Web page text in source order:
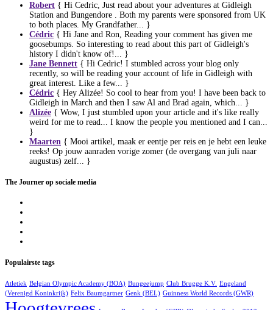
Robert { Hi Cedric, Just read about your adventures at Gidleigh
Station and Bungendore . Both my parents were sponsored from UK
to both places. My Grandfather... }
Cédric { Hi Jane and Ron, Reading your comment has given me
goosebumps. So interesting to read about this part of Gidleigh's
history I didn't know of!... }
Jane Bennett { Hi Cedric! I stumbled across your blog only
recently, so will be reading your account of life in Gidleigh with
great interest. Like a few... }
Cédric { Hey Alizée! So cool to hear from you! I have been back to
Gidleigh in March and then I saw Al and Brad again, which... }
Alizée { Wow, I just stumbled upon your article and it's like really
weird for me to read... I know the people you mentioned and I can...
}
Maarten { Mooi artikel, maak er eentje per reis en je hebt een leuke
reeks! Op jouw aanraden vorige zomer (de overgang van juli naar
augustus) zelf... }
The Journer op sociale media
Populairste tags
Atletiek Belgian Olympic Academy (BOA) Bungeejump Club Brugge K.V. Engeland
(Verenigd Koninkrijk) Felix Baumgartner Genk (BEL) Guinness World Records (GWR)